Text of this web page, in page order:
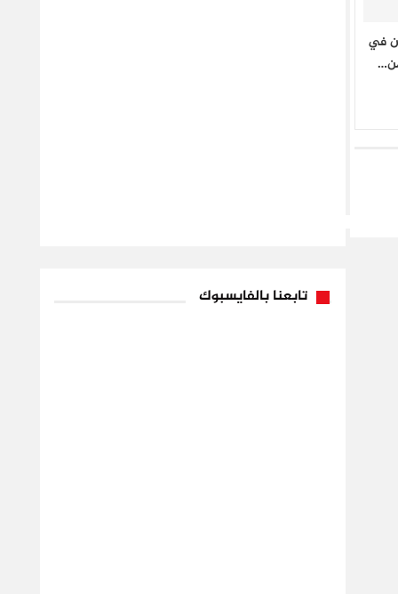
في
تابعنا بالفايسبوك